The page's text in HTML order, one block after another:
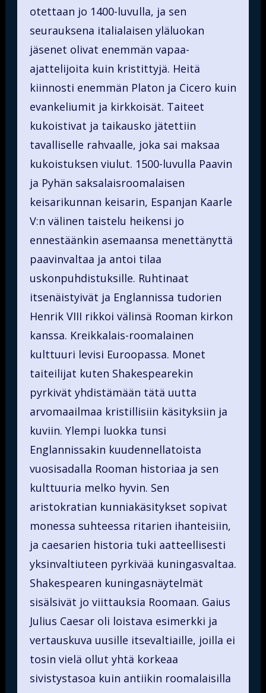
otettaan jo 1400-luvulla, ja sen
seurauksena italialaisen yläluokan
jäsenet olivat enemmän vapaa-
ajattelijoita kuin kristittyjä. Heitä
kiinnosti enemmän Platon ja Cicero kuin
evankeliumit ja kirkkoisät. Taiteet
kukoistivat ja taikausko jätettiin
tavalliselle rahvaalle, joka sai maksaa
kukoistuksen viulut. 1500-luvulla Paavin
ja Pyhän saksalaisroomalaisen
keisarikunnan keisarin, Espanjan Kaarle
V:n välinen taistelu heikensi jo
ennestäänkin asemaansa menettänyttä
paavinvaltaa ja antoi tilaa
uskonpuhdistuksille. Ruhtinaat
itsenäistyivät ja Englannissa tudorien
Henrik VIII rikkoi välinsä Rooman kirkon
kanssa. Kreikkalais-roomalainen
kulttuuri levisi Euroopassa. Monet
taiteilijat kuten Shakespearekin
pyrkivät yhdistämään tätä uutta
arvomaailmaa kristillisiin käsityksiin ja
kuviin. Ylempi luokka tunsi
Englannissakin kuudennellatoista
vuosisadalla Rooman historiaa ja sen
kulttuuria melko hyvin. Sen
aristokratian kunniakäsitykset sopivat
monessa suhteessa ritarien ihanteisiin,
ja caesarien historia tuki aatteellisesti
yksinvaltiuteen pyrkivää kuningasvaltaa.
Shakespearen kuningasnäytelmät
sisälsivät jo viittauksia Roomaan. Gaius
Julius Caesar oli loistava esimerkki ja
vertauskuva uusille itsevaltiaille, joilla ei
tosin vielä ollut yhtä korkeaa
sivistystasoa kuin antiikin roomalaisilla